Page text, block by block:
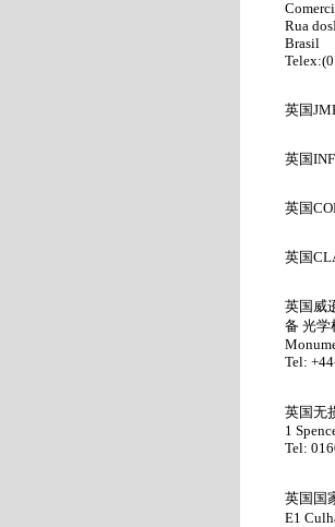
Rua
Brasil
英国
英国
英国
英国
英国威
备 光学
Tel:
英国无
1
Tel:
英国国
E1